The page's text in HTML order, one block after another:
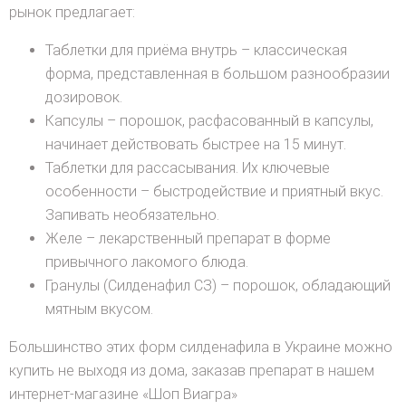
рынок предлагает:
Таблетки для приёма внутрь – классическая
форма, представленная в большом разнообразии
дозировок.
Капсулы – порошок, расфасованный в капсулы,
начинает действовать быстрее на 15 минут.
Таблетки для рассасывания. Их ключевые
особенности – быстродействие и приятный вкус.
Запивать необязательно.
Желе – лекарственный препарат в форме
привычного лакомого блюда.
Гранулы (Силденафил СЗ) – порошок, обладающий
мятным вкусом.
Большинство этих форм силденафила в Украине можно
купить не выходя из дома, заказав препарат в нашем
интернет-магазине «Шоп Виагра»